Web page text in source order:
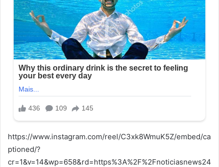
https://www.instagram.com/reel/C3xk8WmuK5Z/embed/ca
ptioned/?
cr=1&v=14&wp=658&rd=https%3A%2F%2Fnoticiasnews24